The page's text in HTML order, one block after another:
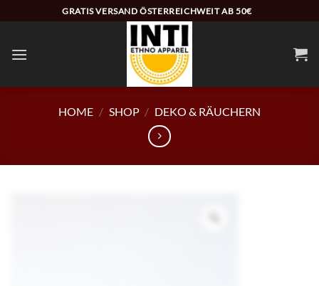
Inhalt
GRATIS VERSAND ÖSTERREICHWEIT AB 50€
HOME / SHOP / DEKO & RÄUCHERN